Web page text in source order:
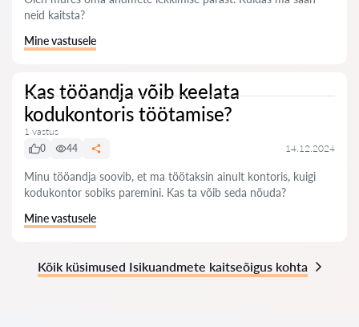
neid kaitsta?
Mine vastusele
Kas tööandja võib keelata
kodukontoris töötamise?
1 vastus
0
44 14.12.2024
Minu tööandja soovib, et ma töötaksin ainult kontoris, kuigi
kodukontor sobiks paremini. Kas ta võib seda nõuda?
Mine vastusele
Kõik küsimused Isikuandmete kaitseõigus kohta